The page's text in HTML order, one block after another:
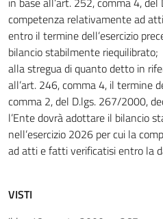
competenza relativamente ad
entro il termine dell’esercizio
bilancio stabilmente riequilibrato;
alla stregua di quanto detto in
all’art. 246, comma 4, il termine
comma 2, del D.lgs. 267/2000,
l’Ente dovrà adottare il bilancio
nell’esercizio 2026 per cui la
ad atti e fatti verificatisi entro la
VISTI